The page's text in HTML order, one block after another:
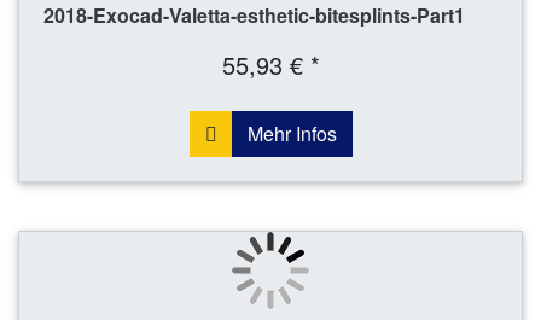
2018-Exocad-Valetta-esthetic-bitesplints-Part1
55,93 € *
Mehr Infos